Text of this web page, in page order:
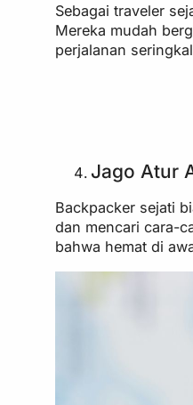
Sebagai traveler
Mereka mudah
perjalanan
Jago Atur
Backpacker sejati
dan mencari cara-
bahwa hemat di